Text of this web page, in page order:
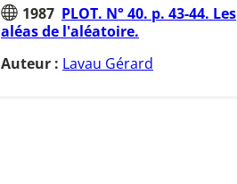
1987 PLOT. N° 40. p. 43-44. Les
aléas de l'aléatoire.
Auteur : Lavau Gérard